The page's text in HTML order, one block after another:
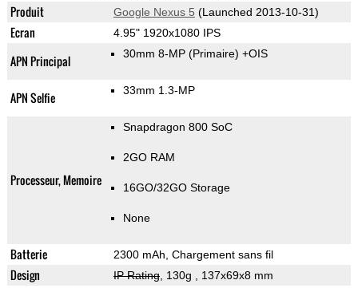
Produit Google Nexus 5 (Launched 2013-10-31)
Ecran 4.95" 1920x1080 IPS
APN Principal 30mm 8-MP (Primaire) +OIS
APN Selfie 33mm 1.3-MP
Processeur, Memoire
Snapdragon 800 SoC
2GO RAM
16GO/32GO Storage
None
Batterie 2300 mAh, Chargement sans fil
Design IP Rating, 130g , 137x69x8 mm